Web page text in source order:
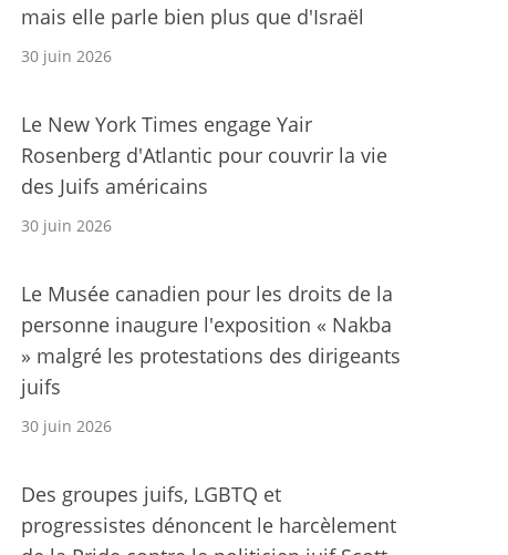
mais elle parle bien plus que d'Israël
30 juin 2026
Le New York Times engage Yair
Rosenberg d'Atlantic pour couvrir la vie
des Juifs américains
30 juin 2026
Le Musée canadien pour les droits de la
personne inaugure l'exposition « Nakba
» malgré les protestations des dirigeants
juifs
30 juin 2026
Des groupes juifs, LGBTQ et
progressistes dénoncent le harcèlement